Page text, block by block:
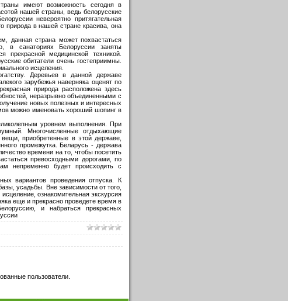
имеют возможность сегодня в
нашей страны, ведь белорусские
невероятно притягательная
природа в нашей стране красива, она
данная страна может похвастаться
в санаториях Белоруссии заняты
медицинской техникой.
обитатели очень гостеприимны.
исцеления.
Деревьев в данной державе
зарубежья наверняка оценят по
природа расположена здесь
неразрывно объединенными с
новых полезных и интересных
можно именовать хороший шопинг в
уровнем выполнения. При
Многочисленные отдыхающие
приобретенные в этой державе,
промежутка. Беларусь - держава
времени на то, чтобы посетить
превосходными дорогами, по
непременно будет происходить с
вариантов проведения отпуска. К
усадьбы. Вне зависимости от того,
ознакомительная экскурсия
еще и прекрасно проведете время в
и набраться прекрасных
пользователи.